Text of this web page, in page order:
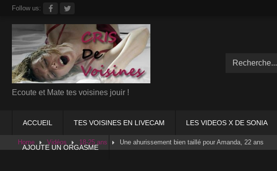
SkipFollow us:
Ecoute et Mate tes voisines jouir !
ACCUEIL TES VOISINES EN LIVECAM LES VIDEOS X DE SONIA
AJOUTE UN ORGASME
Home Vidéos 18-25 ans Une ahurissement bien taillé pour Amanda, 22 ans